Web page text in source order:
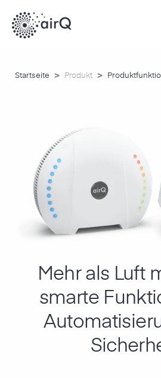
Startseite > Produkt >
Mehr als Luft
smarte